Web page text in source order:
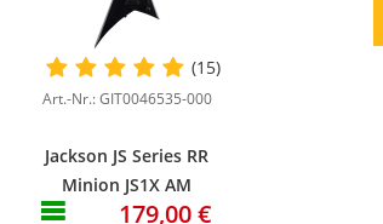
(15)
Art.-Nr.: GIT0046535-000
Jackson JS Series RR
Minion JS1X AM
Satin Black
179,00 €